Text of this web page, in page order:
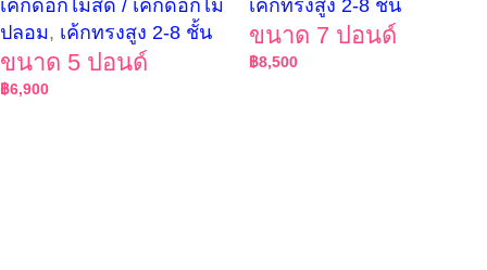
เค้กดอกไม้สด / เค้กดอกไม้
ปลอม, เค้กทรงสูง 2-8 ชั้น
ขนาด 5 ปอนด์
฿6,900
เค้กทรงสูง 2-8 ชั้น
ขนาด 7 ปอนด์
฿8,500